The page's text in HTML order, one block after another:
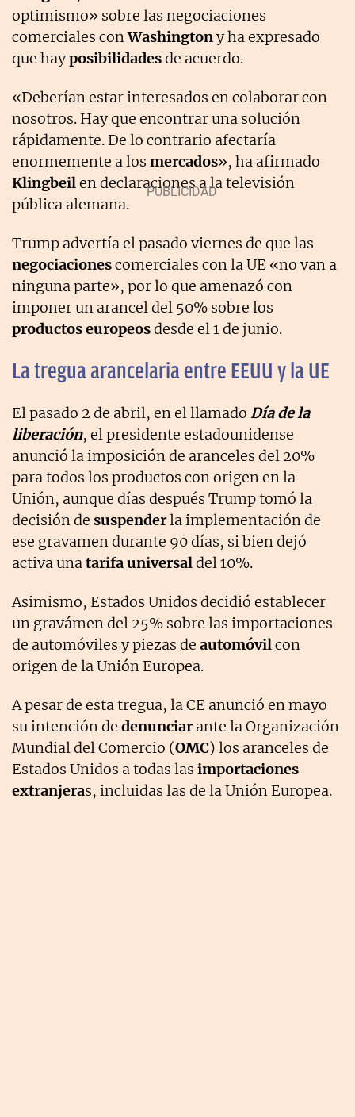
optimismo» sobre las negociaciones
comerciales conWashingtony ha expresado
que hayposibilidadesde acuerdo.
«Deberían estar interesados en colaborar con
nosotros. Hay que encontrar una solución
rápidamente. De lo contrario afectaría
enormemente a los mercados», ha afirmado
Klingbeilen declaraciones a la televisión
pública alemana.
Trump advertía el pasado viernes de que las
negociacionescomerciales con la UE «no van a
ninguna parte», por lo que amenazó con
imponer un arancel del 50% sobre los
productos europeosdesde el 1 de junio.
La tregua arancelaria entre EEUU y la UE
El pasado 2 de abril, en el llamado Día de la
liberación, el presidente estadounidense
anunció la imposición de aranceles del 20%
para todos los productos con origen en la
Unión, aunque días después Trump tomó la
decisión de suspenderla implementación de
ese gravamen durante 90 días, si bien dejó
activa unatarifa universaldel 10%.
Asimismo, Estados Unidos decidió establecer
un gravámen del 25% sobre las importaciones
de automóviles y piezas de automóvilcon
origen de la Unión Europea.
A pesar de esta tregua, la CE anunció en mayo
su intención de denunciarante la Organización
Mundial del Comercio (OMC) los aranceles de
Estados Unidos a todas las importaciones
extranjeras, incluidas las de la Unión Europea.